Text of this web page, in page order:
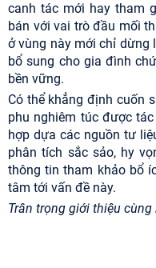
canh tác mới hay tham
bán với vai trò đầu mối
ở vùng này mới chỉ dừng
bổ sung cho gia đình
bền vững.
Có thể khẳng định cuốn
phu nghiêm túc được
hợp dựa các nguồn tư
phân tích sắc sảo, hy
thông tin tham khảo bổ
tâm tới vấn đề này.
Trân trọng giới thiệu cùng